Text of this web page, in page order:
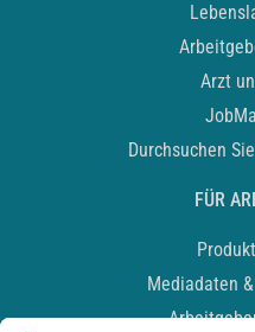
Arzt
Durchsuchen
FÜR
Mediadaten